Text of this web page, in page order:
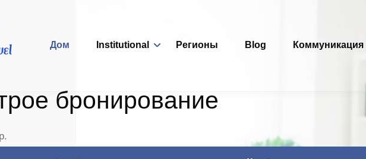
Дом Institutional Регионы Blog Коммуникация
бронирование